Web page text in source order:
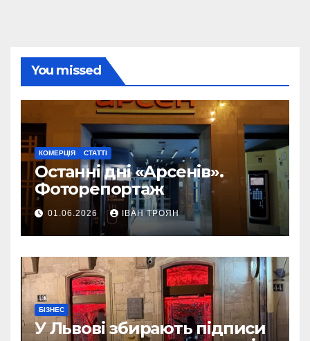
You missed
КОМЕРЦІЯ СТАТТІ
Останні дні «Арсенів».
Фоторепортаж
01.06.2026 ІВАН ТРОЯН
БІЗНЕС
У Львові збирають підписи